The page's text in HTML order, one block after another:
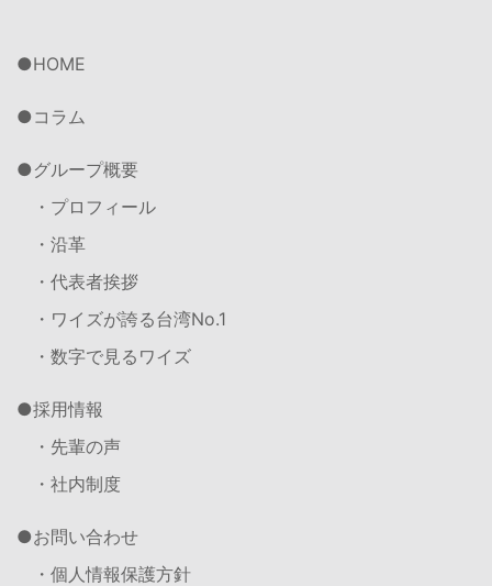
HOME
コラム
グループ概要
・プロフィール
・沿革
・代表者挨拶
・ワイズが誇る台湾No.1
・数字で見るワイズ
採用情報
・先輩の声
・社内制度
お問い合わせ
・個人情報保護方針